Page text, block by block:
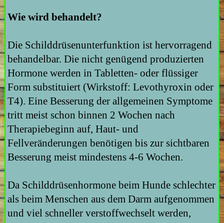
Wie wird behandelt?
Die Schilddrüsenunterfunktion ist hervorragend
behandelbar. Die nicht genügend produzierten
Hormone werden in Tabletten- oder flüssiger
Form substituiert (Wirkstoff: Levothyroxin oder
T4). Eine Besserung der allgemeinen Symptome
tritt meist schon binnen 2 Wochen nach
Therapiebeginn auf, Haut- und
Fellveränderungen benötigen bis zur sichtbaren
Besserung meist mindestens 4-6 Wochen.
Da Schilddrüsenhormone beim Hunde schlechter
als beim Menschen aus dem Darm aufgenommen
und viel schneller verstoffwechselt werden,